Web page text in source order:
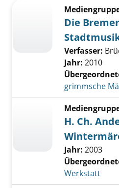
Zu den Suchfiltern springen
Die Bremer
Verfasser:
Jahr: 2010
grimmsche
H. Ch.
Jahr: 2003
Werkstatt